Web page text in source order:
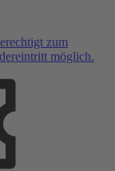
zum
möglich.